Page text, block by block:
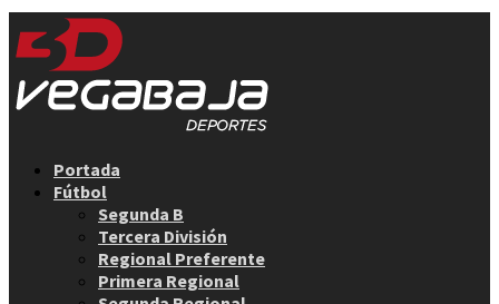
Portada
Fútbol
Segunda B
Tercera División
Regional Preferente
Primera Regional